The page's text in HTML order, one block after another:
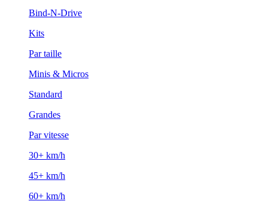
Bind-N-Drive
Kits
Par taille
Minis & Micros
Standard
Grandes
Par vitesse
30+ km/h
45+ km/h
60+ km/h